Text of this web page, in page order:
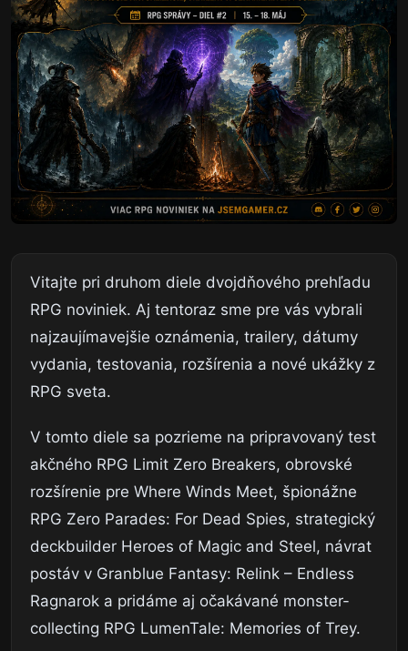
Vitajte pri druhom diele dvojdňového prehľadu
RPG noviniek. Aj tentoraz sme pre vás vybrali
najzaujímavejšie oznámenia, trailery, dátumy
vydania, testovania, rozšírenia a nové ukážky z
RPG sveta.
V tomto diele sa pozrieme na pripravovaný test
akčného RPG Limit Zero Breakers, obrovské
rozšírenie pre Where Winds Meet, špionážne
RPG Zero Parades: For Dead Spies, strategický
deckbuilder Heroes of Magic and Steel, návrat
postáv v Granblue Fantasy: Relink – Endless
Ragnarok a pridáme aj očakávané monster-
collecting RPG LumenTale: Memories of Trey.